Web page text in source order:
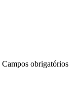
Campos obrigatórios